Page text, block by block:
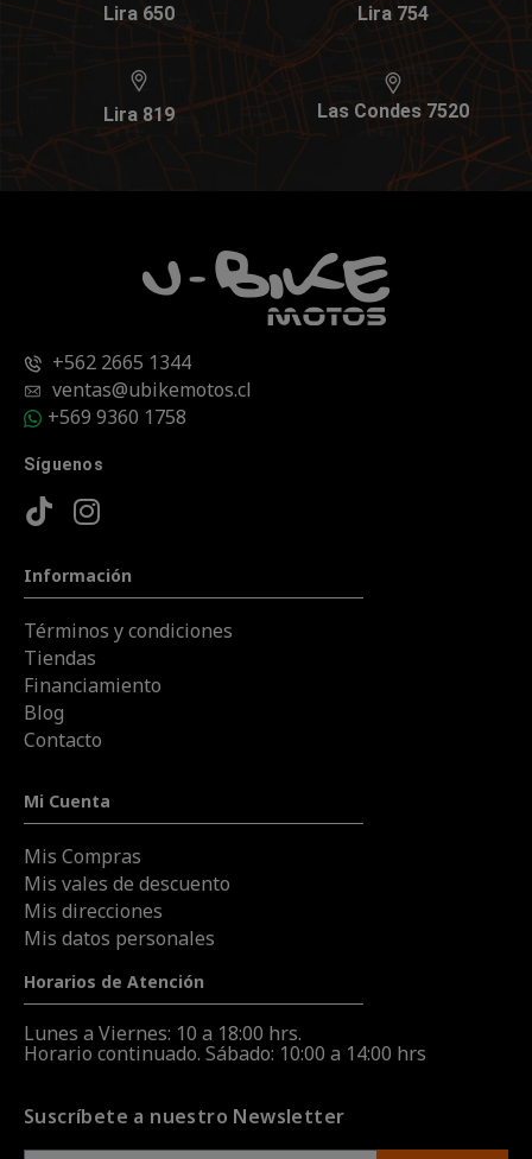
Lira 650 Lira 754
Lira 819 Las Condes 7520
+562 2665 1344
ventas@ubikemotos.cl
+569 9360 1758
Síguenos
Información
Términos y condiciones
Tiendas
Financiamiento
Blog
Contacto
Mi Cuenta
Mis Compras
Mis vales de descuento
Mis direcciones
Mis datos personales
Horarios de Atención
Lunes a Viernes: 10 a 18:00 hrs.
Horario continuado. Sábado: 10:00 a 14:00 hrs
Suscríbete a nuestro Newsletter